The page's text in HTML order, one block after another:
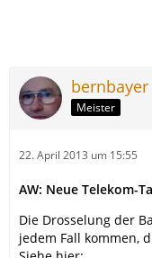
bernbayer
Meister
22. April 2013 um 15:55
AW: Neue Telekom-
Die Drosselung der
jedem Fall kommen,